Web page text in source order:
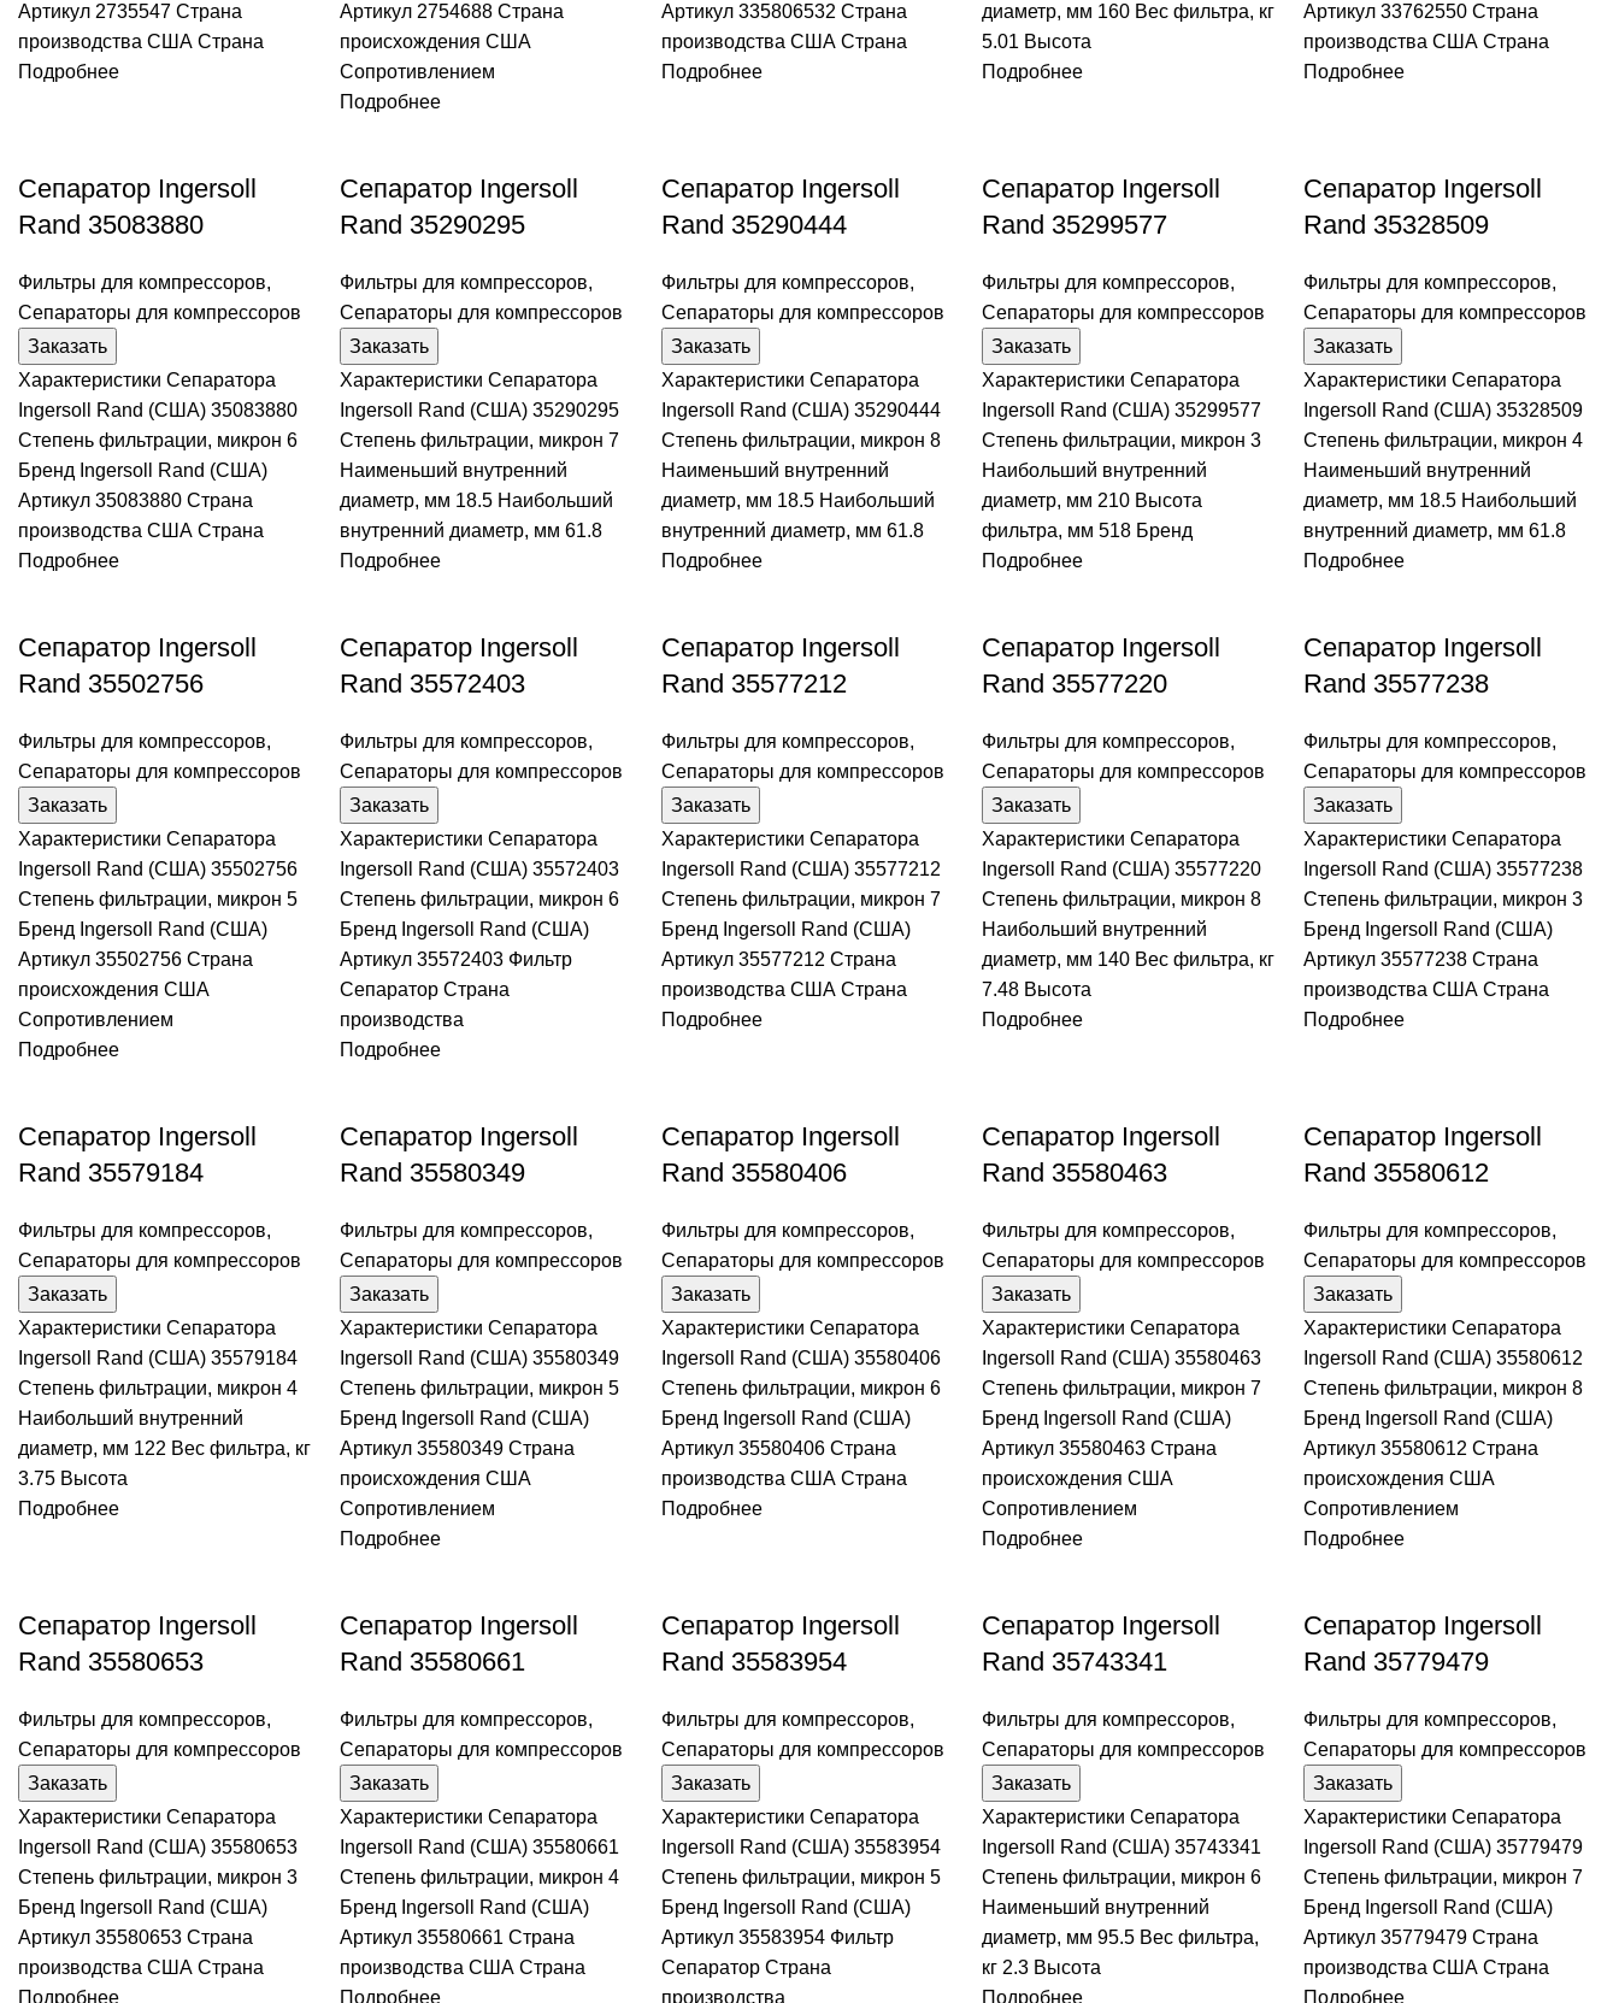
Артикул 2735547 Страна
производства США Страна
Подробнее
Артикул 2754688 Страна
происхождения США
Сопротивлением
Подробнее
Артикул 335806532 Страна
производства США Страна
Подробнее
диаметр, мм 160 Вес фильтра, кг
5.01 Высота
Подробнее
Артикул 33762550 Страна
производства США Страна
Подробнее
Сепаратор Ingersoll
Rand 35083880
Фильтры для компрессоров,
Сепараторы для компрессоров
Заказать
Характеристики Сепаратора
Ingersoll Rand (США) 35083880
Степень фильтрации, микрон 6
Бренд Ingersoll Rand (США)
Артикул 35083880 Страна
производства США Страна
Подробнее
Сепаратор Ingersoll
Rand 35290295
Фильтры для компрессоров,
Сепараторы для компрессоров
Заказать
Характеристики Сепаратора
Ingersoll Rand (США) 35290295
Степень фильтрации, микрон 7
Наименьший внутренний
диаметр, мм 18.5 Наибольший
внутренний диаметр, мм 61.8
Подробнее
Сепаратор Ingersoll
Rand 35290444
Фильтры для компрессоров,
Сепараторы для компрессоров
Заказать
Характеристики Сепаратора
Ingersoll Rand (США) 35290444
Степень фильтрации, микрон 8
Наименьший внутренний
диаметр, мм 18.5 Наибольший
внутренний диаметр, мм 61.8
Подробнее
Сепаратор Ingersoll
Rand 35299577
Фильтры для компрессоров,
Сепараторы для компрессоров
Заказать
Характеристики Сепаратора
Ingersoll Rand (США) 35299577
Степень фильтрации, микрон 3
Наибольший внутренний
диаметр, мм 210 Высота
фильтра, мм 518 Бренд
Подробнее
Сепаратор Ingersoll
Rand 35328509
Фильтры для компрессоров,
Сепараторы для компрессоров
Заказать
Характеристики Сепаратора
Ingersoll Rand (США) 35328509
Степень фильтрации, микрон 4
Наименьший внутренний
диаметр, мм 18.5 Наибольший
внутренний диаметр, мм 61.8
Подробнее
Сепаратор Ingersoll
Rand 35502756
Фильтры для компрессоров,
Сепараторы для компрессоров
Заказать
Характеристики Сепаратора
Ingersoll Rand (США) 35502756
Степень фильтрации, микрон 5
Бренд Ingersoll Rand (США)
Артикул 35502756 Страна
происхождения США
Сопротивлением
Подробнее
Сепаратор Ingersoll
Rand 35572403
Фильтры для компрессоров,
Сепараторы для компрессоров
Заказать
Характеристики Сепаратора
Ingersoll Rand (США) 35572403
Степень фильтрации, микрон 6
Бренд Ingersoll Rand (США)
Артикул 35572403 Фильтр
Сепаратор Страна
производства
Подробнее
Сепаратор Ingersoll
Rand 35577212
Фильтры для компрессоров,
Сепараторы для компрессоров
Заказать
Характеристики Сепаратора
Ingersoll Rand (США) 35577212
Степень фильтрации, микрон 7
Бренд Ingersoll Rand (США)
Артикул 35577212 Страна
производства США Страна
Подробнее
Сепаратор Ingersoll
Rand 35577220
Фильтры для компрессоров,
Сепараторы для компрессоров
Заказать
Характеристики Сепаратора
Ingersoll Rand (США) 35577220
Степень фильтрации, микрон 8
Наибольший внутренний
диаметр, мм 140 Вес фильтра, кг
7.48 Высота
Подробнее
Сепаратор Ingersoll
Rand 35577238
Фильтры для компрессоров,
Сепараторы для компрессоров
Заказать
Характеристики Сепаратора
Ingersoll Rand (США) 35577238
Степень фильтрации, микрон 3
Бренд Ingersoll Rand (США)
Артикул 35577238 Страна
производства США Страна
Подробнее
Сепаратор Ingersoll
Rand 35579184
Фильтры для компрессоров,
Сепараторы для компрессоров
Заказать
Характеристики Сепаратора
Ingersoll Rand (США) 35579184
Степень фильтрации, микрон 4
Наибольший внутренний
диаметр, мм 122 Вес фильтра, кг
3.75 Высота
Подробнее
Сепаратор Ingersoll
Rand 35580349
Фильтры для компрессоров,
Сепараторы для компрессоров
Заказать
Характеристики Сепаратора
Ingersoll Rand (США) 35580349
Степень фильтрации, микрон 5
Бренд Ingersoll Rand (США)
Артикул 35580349 Страна
происхождения США
Сопротивлением
Подробнее
Сепаратор Ingersoll
Rand 35580406
Фильтры для компрессоров,
Сепараторы для компрессоров
Заказать
Характеристики Сепаратора
Ingersoll Rand (США) 35580406
Степень фильтрации, микрон 6
Бренд Ingersoll Rand (США)
Артикул 35580406 Страна
производства США Страна
Подробнее
Сепаратор Ingersoll
Rand 35580463
Фильтры для компрессоров,
Сепараторы для компрессоров
Заказать
Характеристики Сепаратора
Ingersoll Rand (США) 35580463
Степень фильтрации, микрон 7
Бренд Ingersoll Rand (США)
Артикул 35580463 Страна
происхождения США
Сопротивлением
Подробнее
Сепаратор Ingersoll
Rand 35580612
Фильтры для компрессоров,
Сепараторы для компрессоров
Заказать
Характеристики Сепаратора
Ingersoll Rand (США) 35580612
Степень фильтрации, микрон 8
Бренд Ingersoll Rand (США)
Артикул 35580612 Страна
происхождения США
Сопротивлением
Подробнее
Сепаратор Ingersoll
Rand 35580653
Фильтры для компрессоров,
Сепараторы для компрессоров
Заказать
Характеристики Сепаратора
Ingersoll Rand (США) 35580653
Степень фильтрации, микрон 3
Бренд Ingersoll Rand (США)
Артикул 35580653 Страна
производства США Страна
Подробнее
Сепаратор Ingersoll
Rand 35580661
Фильтры для компрессоров,
Сепараторы для компрессоров
Заказать
Характеристики Сепаратора
Ingersoll Rand (США) 35580661
Степень фильтрации, микрон 4
Бренд Ingersoll Rand (США)
Артикул 35580661 Страна
производства США Страна
Подробнее
Сепаратор Ingersoll
Rand 35583954
Фильтры для компрессоров,
Сепараторы для компрессоров
Заказать
Характеристики Сепаратора
Ingersoll Rand (США) 35583954
Степень фильтрации, микрон 5
Бренд Ingersoll Rand (США)
Артикул 35583954 Фильтр
Сепаратор Страна
производства
Сепаратор Ingersoll
Rand 35743341
Фильтры для компрессоров,
Сепараторы для компрессоров
Заказать
Характеристики Сепаратора
Ingersoll Rand (США) 35743341
Степень фильтрации, микрон 6
Наименьший внутренний
диаметр, мм 95.5 Вес фильтра,
кг 2.3 Высота
Подробнее
Сепаратор Ingersoll
Rand 35779479
Фильтры для компрессоров,
Сепараторы для компрессоров
Заказать
Характеристики Сепаратора
Ingersoll Rand (США) 35779479
Степень фильтрации, микрон 7
Бренд Ingersoll Rand (США)
Артикул 35779479 Страна
производства США Страна
Подробнее